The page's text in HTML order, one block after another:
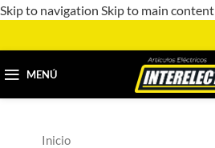
Skip to navigation Skip to main content
MENÚ
Inicio